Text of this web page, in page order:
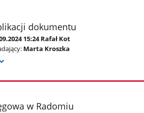
dokumentu
15:24 Rafał Kot
Marta Kroszka
w Radomiu